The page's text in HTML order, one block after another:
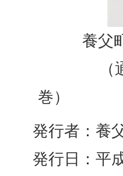
養父
発行者：養
発行日：平